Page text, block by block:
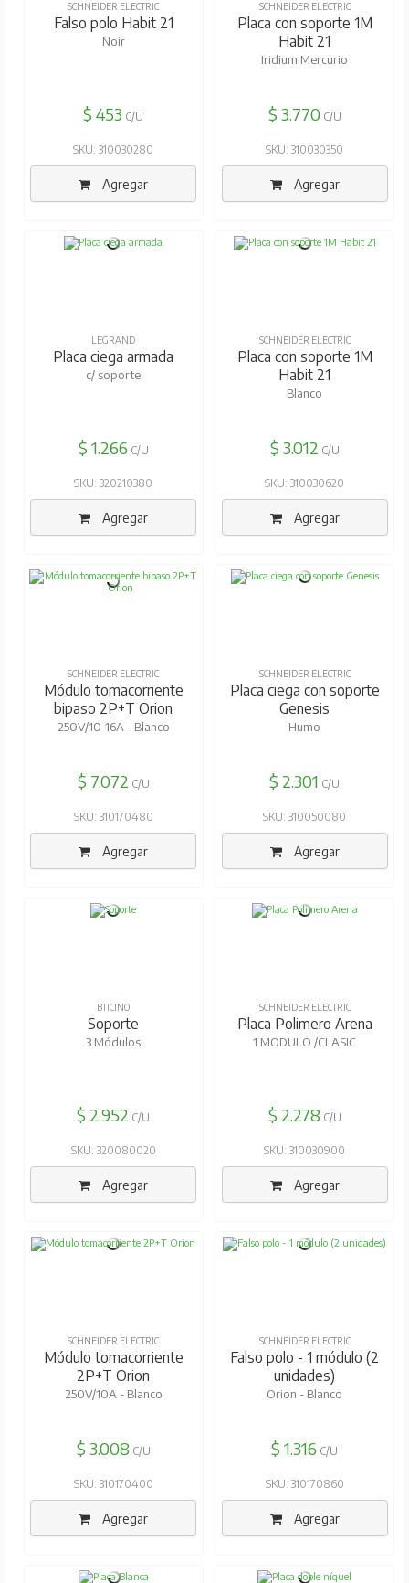
SCHNEIDER ELECTRIC
Falso polo Habit 21
Noir
$ 453 C/U
SKU: 310030280
Agregar
SCHNEIDER ELECTRIC
Placa con soporte 1M
Habit 21
Iridium Mercurio
$ 3.770C/U
SKU: 310030350
Agregar
LEGRAND
Placa ciega armada
c/ soporte
$ 1.266 C/U
SKU: 320210380
Agregar
SCHNEIDER ELECTRIC
Placa con soporte 1M
Habit 21
Blanco
$ 3.012 C/U
SKU: 310030620
Agregar
SCHNEIDER ELECTRIC
Módulo tomacorriente
bipaso 2P+T Orion
250V/10-16A - Blanco
$ 7.072 C/U
SKU: 310170480
Agregar
SCHNEIDER ELECTRIC
Placa ciega con soporte
Genesis
Humo
$ 2.301 C/U
SKU: 310050080
Agregar
BTICINO
Soporte
3 Módulos
$ 2.952 C/U
SKU: 320080020
Agregar
SCHNEIDER ELECTRIC
Placa Polimero Arena
1 MODULO /CLASIC
$ 2.278 C/U
SKU: 310030900
Agregar
SCHNEIDER ELECTRIC
Módulo tomacorriente
2P+T Orion
250V/10A - Blanco
$ 3.008 C/U
SKU: 310170400
Agregar
SCHNEIDER ELECTRIC
Falso polo - 1 módulo (2
unidades)
Orion - Blanco
$ 1.316 C/U
SKU: 310170860
Agregar